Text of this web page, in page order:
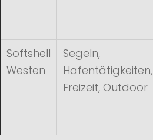
Softshell
Westen
Segeln,
Hafentätigkeiten,
Freizeit, Outdoor